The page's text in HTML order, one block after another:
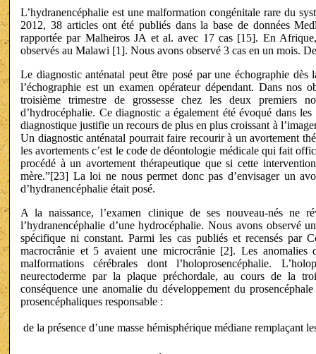
L’hydranencéphalie est une malformation congénitale rare du
2012, 38 articles ont été publiés dans la base de données
rapportée par Malheiros JA et al. avec 17 cas [15]. En
observés au Malawi [1]. Nous avons observé 3 cas en un mois.
Le diagnostic anténatal peut être posé par une échographie
l’échographie est un examen opérateur dépendant. Dans nos
troisième trimestre de grossesse chez les deux premiers
d’hydrocéphalie. Ce diagnostic a également été évoqué dans
diagnostique justifie un recours de plus en plus croissant à
Un diagnostic anténatal pourrait faire recourir à un avortement
les avortements c’est le code de déontologie médicale qui fait
procédé à un avortement thérapeutique que si cette
mère.”[23] La loi ne nous permet donc pas d’envisager un
d’hydranencéphalie était posé.
A la naissance, l’examen clinique de ses nouveau-nés ne
l’hydranencéphalie d’une hydrocéphalie. Nous avons observé
spécifique ni constant. Parmi les cas publiés et recensés par
macrocrânie et 5 avaient une microcrânie [2]. Les anomalies
malformations cérébrales dont l’holoprosencéphalie.
neurectoderme par la plaque préchordale, au cours de la
conséquence une anomalie du développement du
prosencéphaliques responsable :
 de la présence d’une masse hémisphérique médiane remplaçant